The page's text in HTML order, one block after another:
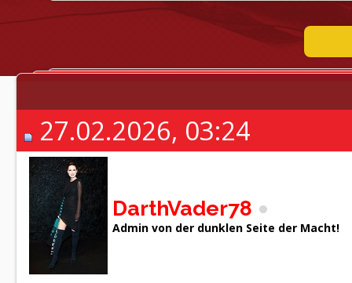
27.02.2026, 03:24
DarthVader78
Admin von der dunklen Seite der Macht!